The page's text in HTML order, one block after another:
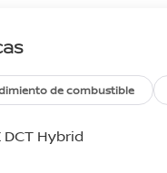
de combustible
DCT Hybrid